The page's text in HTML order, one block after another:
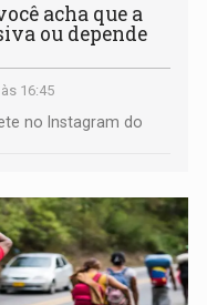
acha que a
ou depende
16:45
no Instagram do